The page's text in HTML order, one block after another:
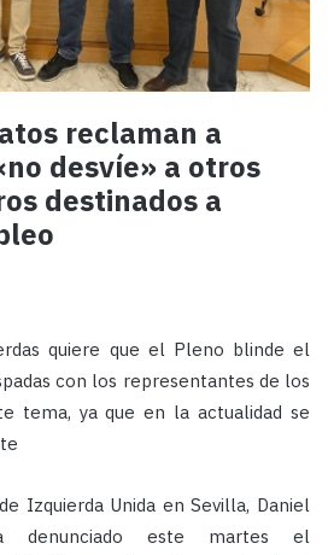
reclaman a
desvíe» a otros
destinados a
quiere que el Pleno blinde el
con los representantes de los
tema, ya que en la actualidad se
Izquierda Unida en Sevilla, Daniel
denunciado este martes el